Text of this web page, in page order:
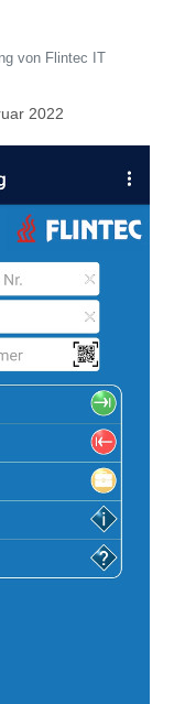
von Flintec IT
2022